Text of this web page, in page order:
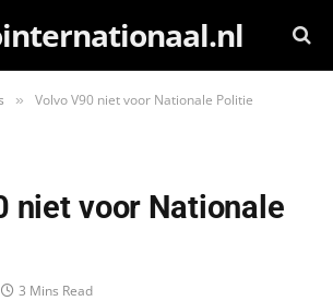
» Volvo V90 niet voor Nationale Politie
niet voor Nationale
3 Mins Read